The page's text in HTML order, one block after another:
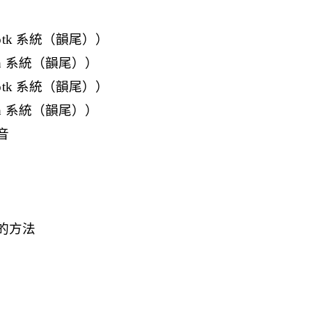
系統（韻尾））
統（韻尾））
系統（韻尾））
統（韻尾））
方法